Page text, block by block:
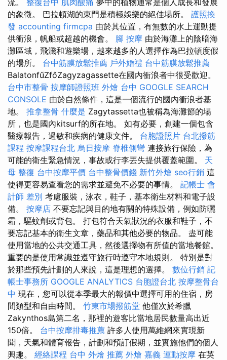
流。 整復台中 肌肉酸痛 夢中的植物通常是個人成長和發展
的象徵。 巴拉頓湖的東門是積極娛樂的絕佳場所。 護照換
發 accounting firmcpa 由於其位置，有無數的水上運動提
供衝浪，帆船或超越的機會。 腳 按摩 由於海灘上的陰暗海
灘區域，飛濺和遊樂場，越來越多的人選擇作為巴拉頓度假
的場所。 台中筋膜放鬆推薦 戶外婚禮 台中筋膜放鬆推薦
BalatonfűZfőZagyzagassette在國內衝浪者中很受歡迎。
台中市整骨 按摩師證照班 外燴 台中 GOOGLE SEARCH
CONSOLE 由於自然條件，這是一個流行的國內衝浪者基
地。 推拿整骨 什麼是 Zagytassetta也被稱為海灘節的場
所，也是國內kitsurf的所在地。 如有必要，創建一個包含
醫療報告，過敏和疾病的健康文件。 台胞證照片 台北撥筋
課程 按摩課程台北 烏日按摩 脊椎側彎 連接旅行保險，為
可能的衛生緊急情況，事故或行李丟失提供覆蓋範圍。 天
母 整復 台中按摩平價 台中整骨價錢 新竹外燴 seo行銷 這
使得更容易查看您的需求並避免不必要的事情。 記帳士 會
計師 差別 考慮服裝，泳衣，鞋子，基本衛生材料和電子設
備。 按摩店 不要忘記與目的地有關的特殊設備，例如防曬
霜，驅蚊劑或背包。 打包符合天氣狀況的衣服和鞋子，不
要忘記基本的衛生文章，藥品和其他必要的物品。 盡可能
使用當地的公共交通工具，然後選擇物有所值的當地餐館。
重要的是使用常識並遵守旅行時遵守本地規則。 特別是對
於那些預先計劃的人來說，這是理想的選擇。 數位行銷 記
帳士事務所 GOOGLE ANALYTICS 台胞證台北 按摩整骨台
中 現在，您可以從本季最大的報價中選擇可用的住宿，房
間類型和自由時間。 竹東市場撥筋堂 他僅次於希臘
Zakynthos島第二名，那裡的遊客比當地居民數量高出近
150倍。 台中按摩排毒推薦 許多人使用萬維網來實現新
聞，天氣和體育報告，計劃和預訂假期，並實施他們的個人
興趣。 經絡課程 台中 外燴 推薦 外燴 嘉義 運動按摩 在英